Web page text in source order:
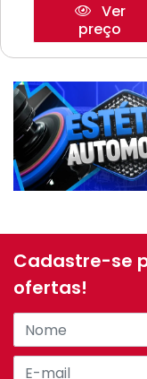
Ver
preço
Cadastre-se
ofertas!